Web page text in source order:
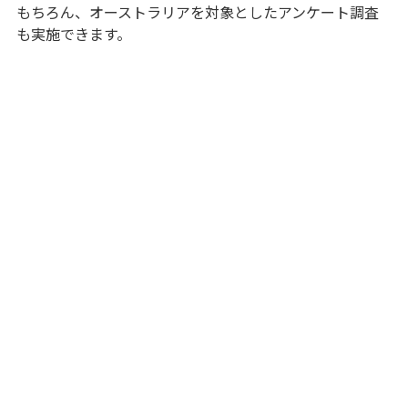
もちろん、オーストラリアを対象としたアンケート調査
も実施できます。